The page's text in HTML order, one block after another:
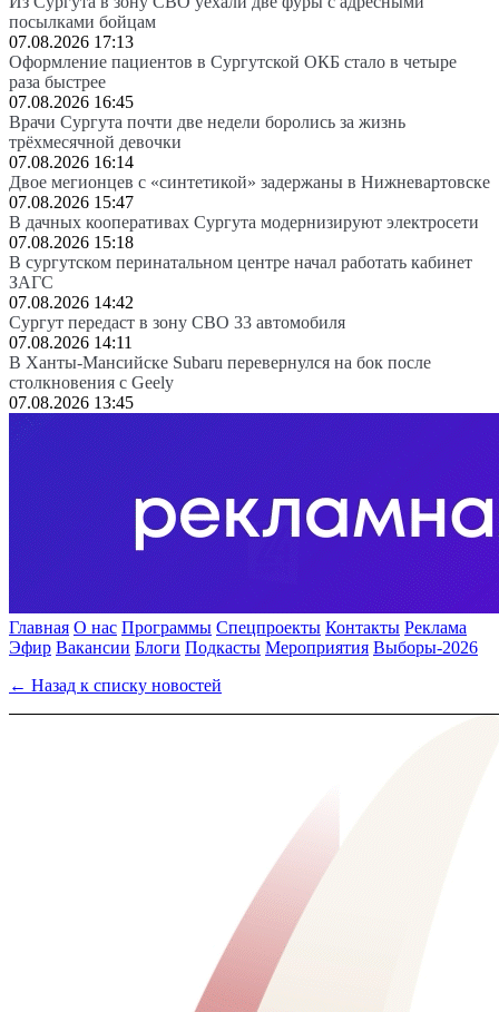
посылками бойцам
07.08.2026 17:13
Оформление пациентов в Сургутской ОКБ стало в четыре
раза быстрее
07.08.2026 16:45
Врачи Сургута почти две недели боролись за жизнь
трёхмесячной девочки
07.08.2026 16:14
Двое мегионцев с «синтетикой» задержаны в Нижневартовске
07.08.2026 15:47
В дачных кооперативах Сургута модернизируют электросети
07.08.2026 15:18
В сургутском перинатальном центре начал работать кабинет
ЗАГС
07.08.2026 14:42
Сургут передаст в зону СВО 33 автомобиля
07.08.2026 14:11
В Ханты-Мансийске Subaru перевернулся на бок после
столкновения с Geely
07.08.2026 13:45
Главная О нас Программы Спецпроекты Контакты Реклама
Эфир Вакансии Блоги Подкасты Мероприятия Выборы-2026
← Назад к списку новостей